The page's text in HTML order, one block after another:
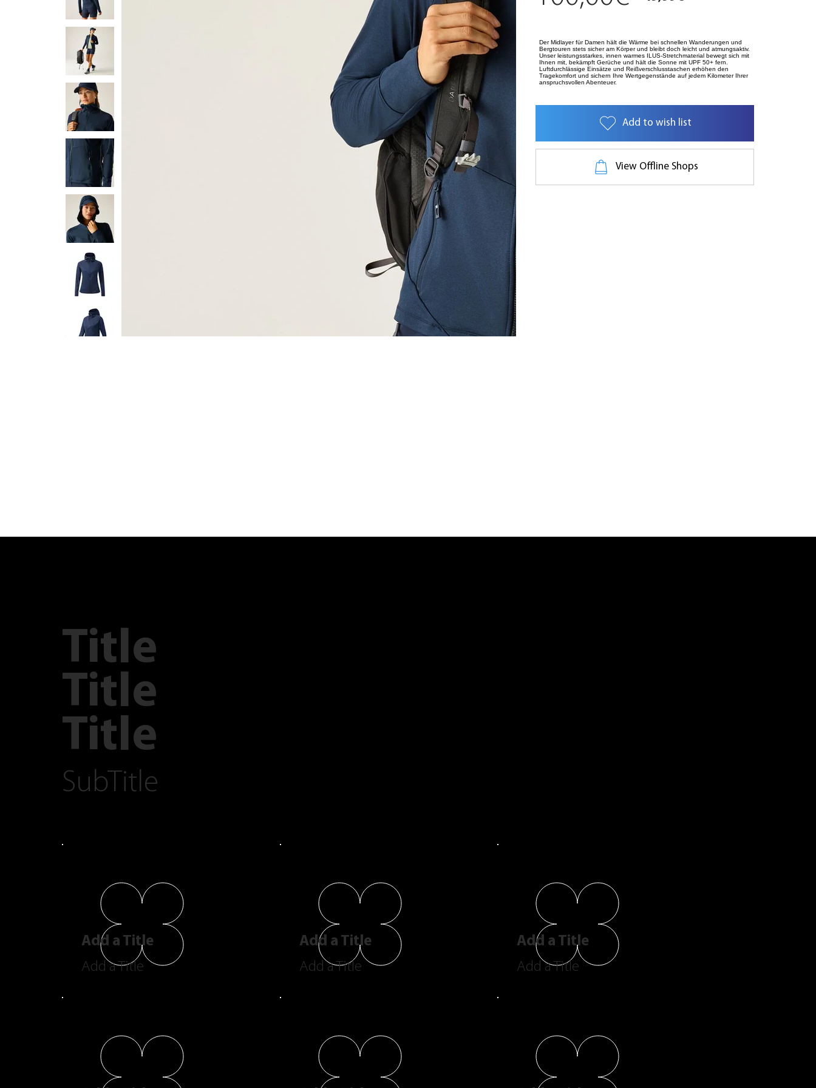
Der Midlayer für Damen hält die Wärme bei schnellen Wanderungen und
Bergtouren stets sicher am Körper und bleibt doch leicht und atmungsaktiv.
Unser leistungsstarkes, innen warmes ILUS-Stretchmaterial bewegt sich mit
Ihnen mit, bekämpft Gerüche und hält die Sonne mit UPF 50+ fern.
Luftdurchlässige Einsätze und Reißverschlusstaschen erhöhen den
Tragekomfort und sichern Ihre Wertgegenstände auf jedem Kilometer Ihrer
anspruchsvollen Abenteuer.
Add to wish list
View Offline Shops
Title
Title
Title
SubTitle
Add a Title
Add a Title
Add a Title
Add a Title
Add a Title
Add a Title